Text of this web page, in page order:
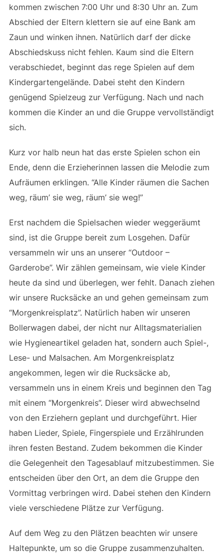
kommen zwischen 7:00 Uhr und 8:30 Uhr an. Zum
Abschied der Eltern klettern sie auf eine Bank am
Zaun und winken ihnen. Natürlich darf der dicke
Abschiedskuss nicht fehlen. Kaum sind die Eltern
verabschiedet, beginnt das rege Spielen auf dem
Kindergartengelände. Dabei steht den Kindern
genügend Spielzeug zur Verfügung. Nach und nach
kommen die Kinder an und die Gruppe vervollständigt
sich.
Kurz vor halb neun hat das erste Spielen schon ein
Ende, denn die Erzieherinnen lassen die Melodie zum
Aufräumen erklingen. “Alle Kinder räumen die Sachen
weg, räum’ sie weg, räum’ sie weg!”
Erst nachdem die Spielsachen wieder weggeräumt
sind, ist die Gruppe bereit zum Losgehen. Dafür
versammeln wir uns an unserer “Outdoor –
Garderobe”. Wir zählen gemeinsam, wie viele Kinder
heute da sind und überlegen, wer fehlt. Danach ziehen
wir unsere Rucksäcke an und gehen gemeinsam zum
“Morgenkreisplatz”. Natürlich haben wir unseren
Bollerwagen dabei, der nicht nur Alltagsmaterialien
wie Hygieneartikel geladen hat, sondern auch Spiel-,
Lese- und Malsachen. Am Morgenkreisplatz
angekommen, legen wir die Rucksäcke ab,
versammeln uns in einem Kreis und beginnen den Tag
mit einem “Morgenkreis”. Dieser wird abwechselnd
von den Erziehern geplant und durchgeführt. Hier
haben Lieder, Spiele, Fingerspiele und Erzählrunden
ihren festen Bestand. Zudem bekommen die Kinder
die Gelegenheit den Tagesablauf mitzubestimmen. Sie
entscheiden über den Ort, an dem die Gruppe den
Vormittag verbringen wird. Dabei stehen den Kindern
viele verschiedene Plätze zur Verfügung.
Auf dem Weg zu den Plätzen beachten wir unsere
Haltepunkte, um so die Gruppe zusammenzuhalten.